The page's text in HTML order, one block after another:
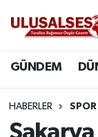
GÜNDEM
HABERLER SPOR
DÜNYA
SİYASET
Trafik
Süper Lig